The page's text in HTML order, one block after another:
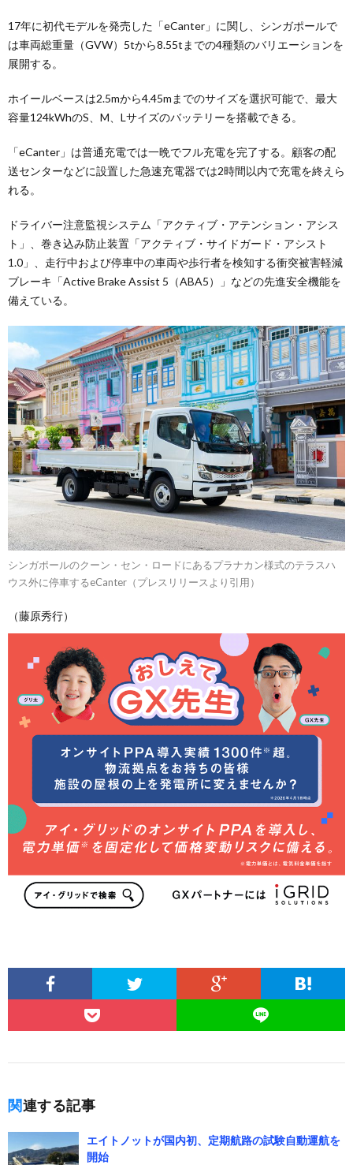
17年に初代モデルを発売した「eCanter」に関し、シンガポールで
は車両総重量（GVW）5tから8.55tまでの4種類のバリエーションを
展開する。
ホイールベースは2.5mから4.45mまでのサイズを選択可能で、最大
容量124kWhのS、M、Lサイズのバッテリーを搭載できる。
「eCanter」は普通充電では一晩でフル充電を完了する。顧客の配
送センターなどに設置した急速充電器では2時間以内で充電を終えら
れる。
ドライバー注意監視システム「アクティブ・アテンション・アシス
ト」、巻き込み防止装置「アクティブ・サイドガード・アシスト
1.0」、走行中および停車中の車両や歩行者を検知する衝突被害軽減
ブレーキ「Active Brake Assist 5（ABA5）」などの先進安全機能を
備えている。
シンガポールのクーン・セン・ロードにあるプラナカン様式のテラスハ
ウス外に停車するeCanter（プレスリリースより引用）
（藤原秀行）
関連する記事
エイトノットが国内初、定期航路の試験自動運航を
開始